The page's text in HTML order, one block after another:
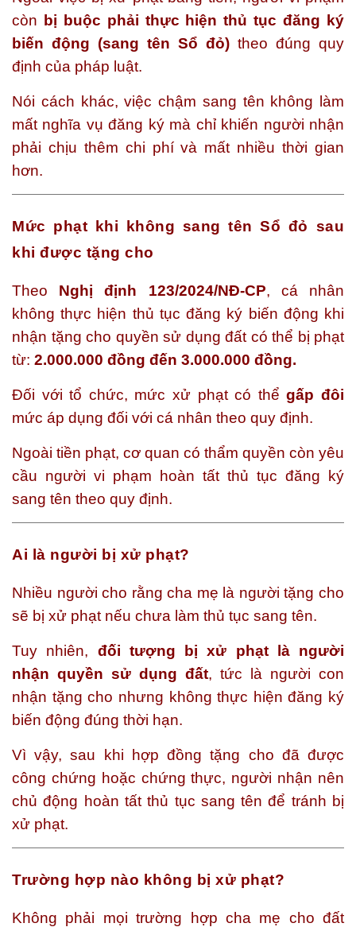
còn
bị buộc phải thực hiện thủ tục đăng ký
biến động (sang tên Sổ đỏ) theo đúng quy
định của pháp luật.
Nói cách khác, việc chậm sang tên không làm
mất nghĩa vụ đăng ký mà chỉ khiến người nhận
phải chịu thêm chi phí và mất nhiều thời gian
hơn.
Mức phạt khi không sang tên Sổ đỏ sau
khi được tặng cho
Theo Nghị định 123/2024/NĐ-CP, cá nhân
không thực hiện thủ tục đăng ký biến động khi
nhận tặng cho quyền sử dụng đất có thể bị phạt
từ: 2.000.000 đồng đến 3.000.000 đồng.
Đối với tổ chức, mức xử phạt có thểgấp đôi
mức áp dụng đối với cá nhân theo quy định.
Ngoài tiền phạt, cơ quan có thẩm quyền còn yêu
cầu người vi phạm hoàn tất thủ tục đăng ký
sang tên theo quy định.
Ai là người bị xử phạt?
Nhiều người cho rằng cha mẹ là người tặng cho
sẽ bị xử phạt nếu chưa làm thủ tục sang tên.
Tuy nhiên, đối tượng bị xử phạt là người
nhận quyền sử dụng đất, tức là người con
nhận tặng cho nhưng không thực hiện đăng ký
biến động đúng thời hạn.
Vì vậy, sau khi hợp đồng tặng cho đã được
công chứng hoặc chứng thực, người nhận nên
chủ động hoàn tất thủ tục sang tên để tránh bị
xử phạt.
Trường hợp nào không bị xử phạt?
Không phải mọi trường hợp cha mẹ cho đất